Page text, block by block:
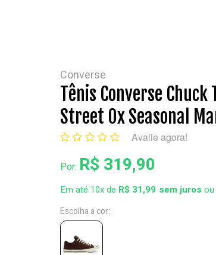
Converse
Tênis Converse
Street Ox Seasonal
Avalie agora!
Por: R$ 319,90
Em até 10x de R$ 31,99 ou
Escolha a cor: